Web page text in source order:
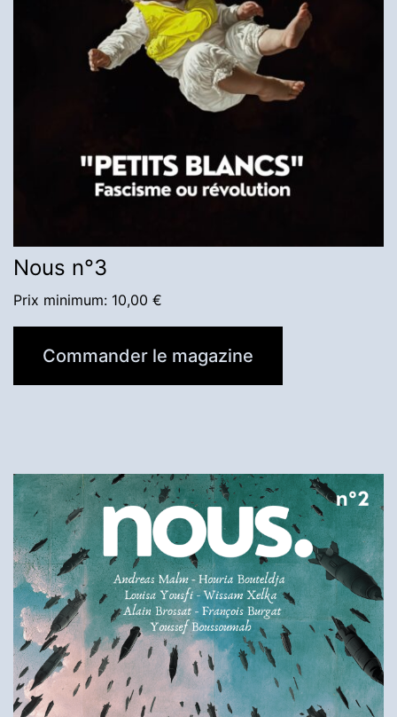
Nous n°3
Prix minimum: 10,00 €
Commander le magazine